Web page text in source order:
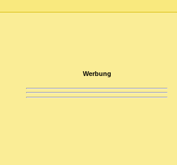
Werbung